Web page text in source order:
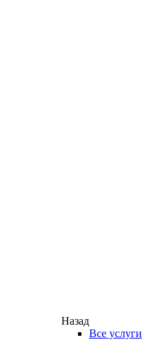
Назад
Все услуги